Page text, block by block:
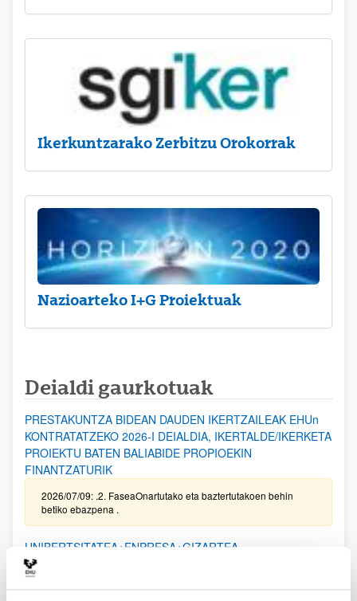
Ikerkuntzarako Zerbitzu Orokorrak
Nazioarteko I+G Proiektuak
Deialdi gaurkotuak
PRESTAKUNTZA BIDEAN DAUDEN IKERTZAILEAK EHUn
KONTRATATZEKO 2026-I DEIALDIA, IKERTALDE/IKERKETA
PROIEKTU BATEN BALIABIDE PROPIOEKIN
FINANTZATURIK
2026/07/09: .2. FaseaOnartutako eta baztertutakoen behin
betiko ebazpena .
UNIBERTSITATEA+ENPRESA+GIZARTEA
HARREMANAREN INPAKTUA EX POST EBALUATZEKO
PROIEKTUEN DEIALDIA